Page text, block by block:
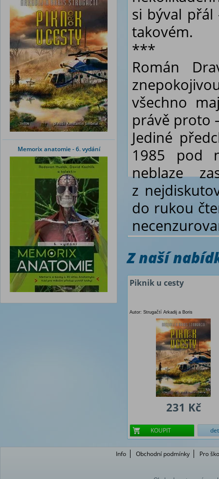
Memorix anatomie - 6. vydání
si býval
takovém.
***
Román
všechno
právě proto
Jediné
1985 pod
neblaze
z
do rukou
Z naší
Piknik u cesty
Autor: Strugačtí Arkadij a Boris
231 Kč
KOUPIT
Info Obchodní podmínky Pro